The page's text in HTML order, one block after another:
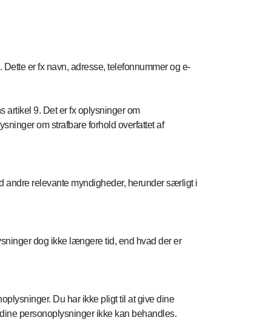
er fx navn, adresse, telefonnummer og e-
artikel 9. Det er fx oplysninger om
om strafbare forhold overfattet af
andre relevante myndigheder, herunder særligt i
dog ikke længere tid, end hvad der er
Du har ikke pligt til at give dine
personoplysninger ikke kan behandles.